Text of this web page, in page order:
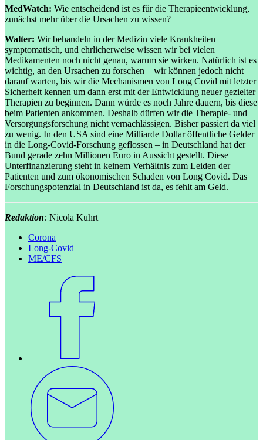
MedWatch: Wie entscheidend ist es für die Therapieentwicklung,
zunächst mehr über die Ursachen zu wissen?
Walter: Wir behandeln in der Medizin viele Krankheiten
symptomatisch, und ehrlicherweise wissen wir bei vielen
Medikamenten noch nicht genau, warum sie wirken. Natürlich ist es
wichtig, an den Ursachen zu forschen – wir können jedoch nicht
darauf warten, bis wir die Mechanismen von Long Covid mit letzter
Sicherheit kennen um dann erst mit der Entwicklung neuer gezielter
Therapien zu beginnen. Dann würde es noch Jahre dauern, bis diese
beim Patienten ankommen. Deshalb dürfen wir die Therapie- und
Versorgungsforschung nicht vernachlässigen. Bisher passiert da viel
zu wenig. In den USA sind eine Milliarde Dollar öffentliche Gelder
in die Long-Covid-Forschung geflossen – in Deutschland hat der
Bund gerade zehn Millionen Euro in Aussicht gestellt. Diese
Unterfinanzierung steht in keinem Verhältnis zum Leiden der
Patienten und zum ökonomischen Schaden von Long Covid. Das
Forschungspotenzial in Deutschland ist da, es fehlt am Geld.
Redaktion: Nicola Kuhrt
Corona
Long-Covid
ME/CFS